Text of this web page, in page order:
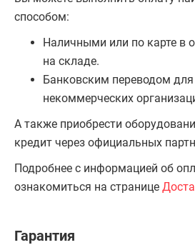
способом:
Наличными или по карте в
на складе.
Банковским переводом
некоммерческих
А также приобрести
кредит через официальных
Подробнее с информацией об
ознакомиться на странице
Гарантия